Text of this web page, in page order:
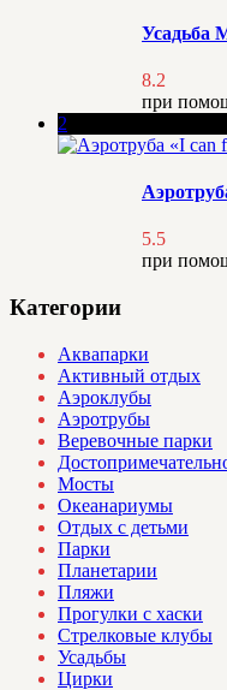
Усадьба
8.2
при
2
5.5
при
Категории
Аквапарки
Активный отдых
Аэроклубы
Аэротрубы
Веревочные парки
Мосты
Океанариумы
Отдых с детьми
Парки
Планетарии
Пляжи
Прогулки с хаски
Стрелковые клубы
Усадьбы
Цирки